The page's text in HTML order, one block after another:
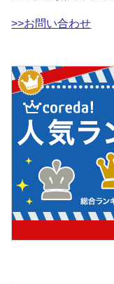
>>お問い合わせ